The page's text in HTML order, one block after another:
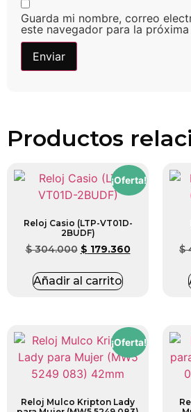
Guarda mi nombre, correo
este navegador para la
Productos
¡Oferta!
Reloj Casio (LTP-VT01D-
2BUDF)
$304.000 $ 179.360
Añadir al carrito
$
¡Oferta!
Reloj Mulco Kripton Lady